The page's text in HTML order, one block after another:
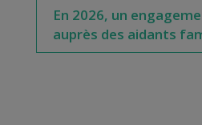
En 2026, un
auprès des aidants